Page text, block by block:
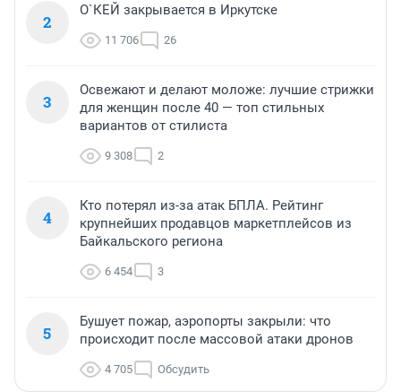
2
О`КЕЙ закрывается в Иркутске
11 706 26
3
Освежают и делают моложе: лучшие стрижки
для женщин после 40 — топ стильных
вариантов от стилиста
9 308 2
4
Кто потерял из-за атак БПЛА. Рейтинг
крупнейших продавцов маркетплейсов из
Байкальского региона
6 454 3
5
Бушует пожар, аэропорты закрыли: что
происходит после массовой атаки дронов
4 705 Обсудить